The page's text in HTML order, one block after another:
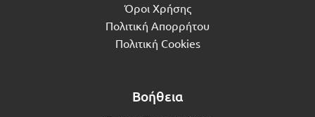
Όροι Χρήσης
Πολιτική Απορρήτου
Πολιτική Cookies
Βοήθεια